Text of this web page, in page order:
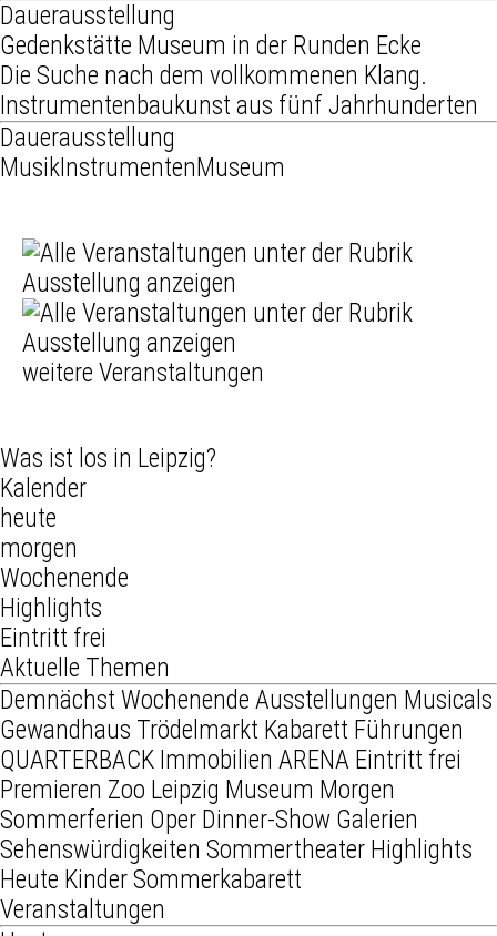
Dauerausstellung
Gedenkstätte Museum in der Runden Ecke
Die Suche nach dem vollkommenen Klang.
Instrumentenbaukunst aus fünf Jahrhunderten
Dauerausstellung
MusikInstrumentenMuseum
weitere Veranstaltungen
Was ist los in Leipzig?
Kalender
heute
morgen
Wochenende
Highlights
Eintritt frei
Aktuelle Themen
Demnächst Wochenende Ausstellungen Musicals
Gewandhaus Trödelmarkt Kabarett Führungen
QUARTERBACK Immobilien ARENA Eintritt frei
Premieren Zoo Leipzig Museum Morgen
Sommerferien Oper Dinner-Show Galerien
Sehenswürdigkeiten Sommertheater Highlights
Heute KinderSommerkabarett
Veranstaltungen